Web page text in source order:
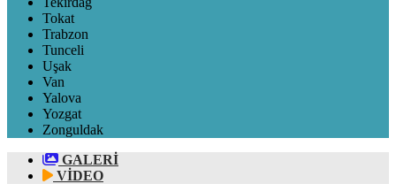
Tokat
Trabzon
Tunceli
Uşak
Van
Yalova
Yozgat
Zonguldak
GALERİ
VİDEO